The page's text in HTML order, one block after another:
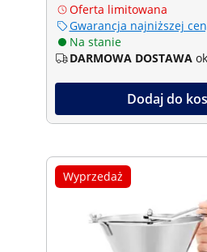
Oferta limitowana
Gwarancja najniższej
Na stanie
DARMOWA DOSTAWA
Dodaj do
Wyprzedaż